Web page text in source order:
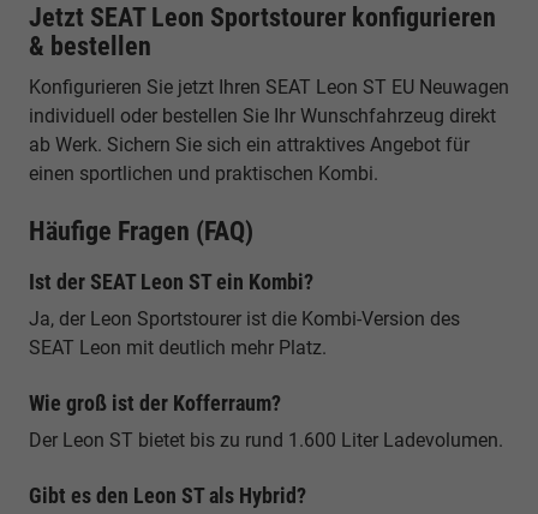
Jetzt SEAT Leon Sportstourer konfigurieren
& bestellen
Konfigurieren Sie jetzt Ihren SEAT Leon ST EU Neuwagen
individuell oder bestellen Sie Ihr Wunschfahrzeug direkt
ab Werk. Sichern Sie sich ein attraktives Angebot für
einen sportlichen und praktischen Kombi.
Häufige Fragen (FAQ)
Ist der SEAT Leon ST ein Kombi?
Ja, der Leon Sportstourer ist die Kombi-Version des
SEAT Leon mit deutlich mehr Platz.
Wie groß ist der Kofferraum?
Der Leon ST bietet bis zu rund 1.600 Liter Ladevolumen.
Gibt es den Leon ST als Hybrid?